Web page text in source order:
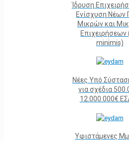
Ίδρυση
Ενίσχυση Νέων
Μικρών και
Επιχειρήσεων
minimis)
Νέες Υπό
για σχέδια
12.000.000€
Υφιστάμενες